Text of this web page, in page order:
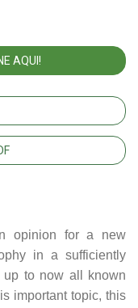
AQUI!
opinion for a new
in a sufficiently
up to now all known
important topic, this